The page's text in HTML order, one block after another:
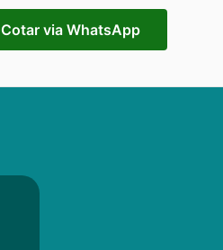
Cotar via WhatsApp